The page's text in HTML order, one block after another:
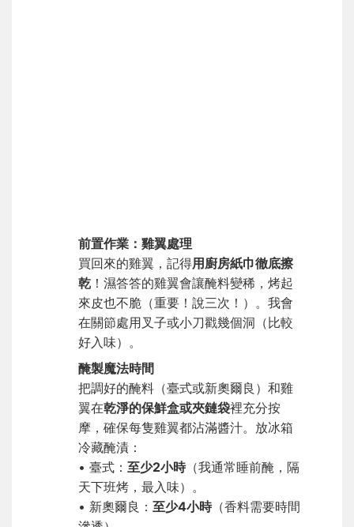
前置作業：雞翼處理
買回來的雞翼，記得用廚房紙巾徹底擦
乾 ！濕答答的雞翼會讓醃料變稀，烤起
來皮也不脆（重要！說三次！）。我會
在關節處用叉子或小刀戳幾個洞（比較
好入味）。
醃製魔法時間
把調好的醃料（臺式或新奧爾良）和雞
翼在乾淨的保鮮盒或夾鏈袋裡充分按
摩，確保每隻雞翼都沾滿醬汁。放冰箱
冷藏醃漬：
• 臺式： 至少2小時（我通常睡前醃，隔
天下班烤，最入味）。
• 新奧爾良： 至少4小時（香料需要時間